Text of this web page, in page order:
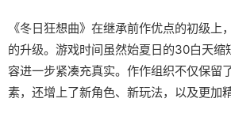
《冬日狂想曲》在继承前作优点的初级上
的升级。游戏时间虽然始夏日的30白天缩
容进一步紧凑充真实。作作组织不仅保留
素，还增上了​​新角色、新玩法​​，以及更加